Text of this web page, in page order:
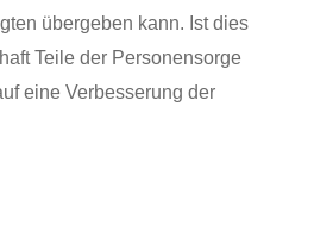
übergeben kann. Ist dies
Teile der Personensorge
eine Verbesserung der